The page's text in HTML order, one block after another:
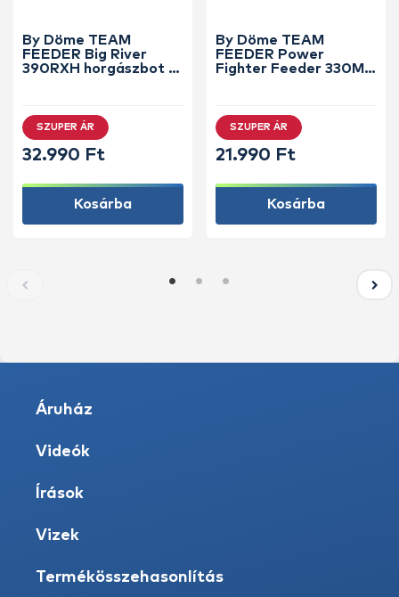
By Döme TEAM
FEEDER Big River
390RXH horgászbot +
SZUPER ÁR
32.990 Ft
Kosárba
By Döme TEAM
FEEDER Power
Fighter Feeder 330M
SZUPER ÁR
21.990 Ft
Kosárba
Áruház
Videók
Írások
Vizek
Termékösszehasonlítás